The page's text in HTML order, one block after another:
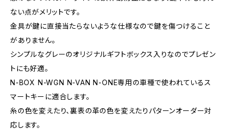
ない点がメリットです。
金具が鍵に直接当たらないような仕様なので鍵を傷つけること
がありません。
シンプルなグレーのオリジナルギフトボックス入りなのでプレゼン
トにも好適。
N-BOX N-WGN N-VAN N-ONE専用の車種で使われているス
マートキーに適合します。
糸の色を変えたり、裏表の革の色を変えたりパターンオーダー対
応します。